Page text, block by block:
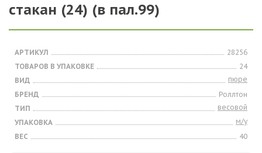
стакан (24) (в пал.99)
АРТИКУЛ
28256
ТОВАРОВ В УПАКОВКЕ
24
ВИД
пюре
БРЕНД
Роллтон
ТИП
весовой
УПАКОВКА
м/у
ВЕС
40